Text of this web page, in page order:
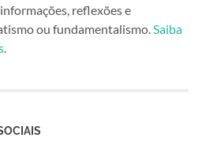
reflexões e
ou fundamentalismo.Saiba
.